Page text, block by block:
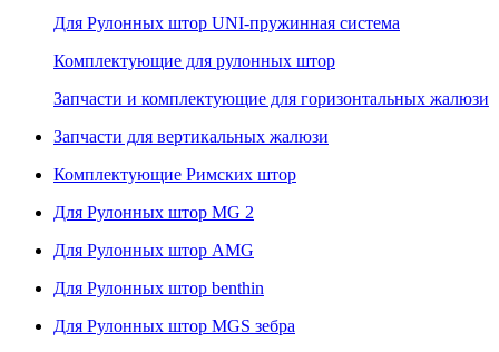
Для Рулонных штор UNI-пружинная система
Комплектующие для рулонных штор
Запчасти и комплектующие для горизонтальных жалюзи
Запчасти для вертикальных жалюзи
Комплектующие Римских штор
Для Рулонных штор MG 2
Для Рулонных штор AMG
Для Рулонных штор benthin
Для Рулонных штор MGS зебра